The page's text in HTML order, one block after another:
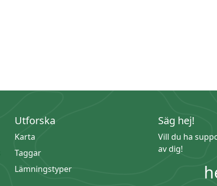
Utforska
Karta
Taggar
Lämningstyper
Säg hej!
Vill du ha
av dig!